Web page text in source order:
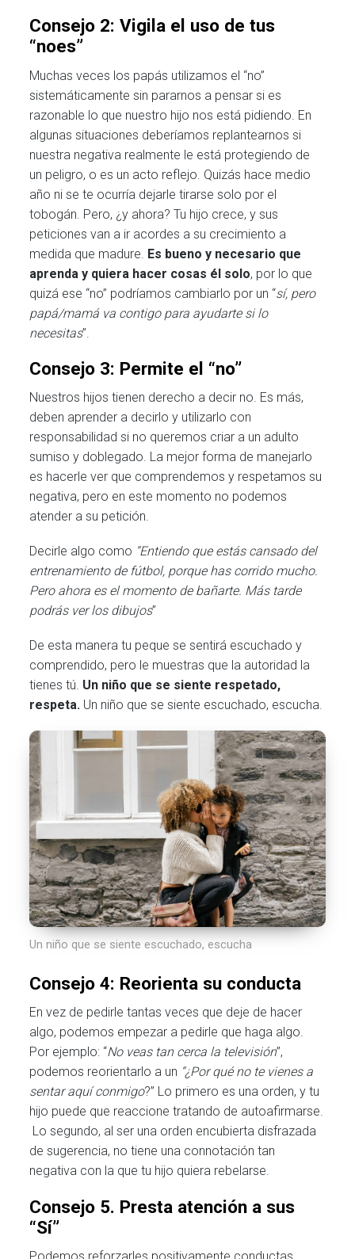
Consejo 2: Vigila el uso de tus
“noes”
Muchas veces los papás utilizamos el “no”
sistemáticamente sin pararnos a pensar si es
razonable lo que nuestro hijo nos está pidiendo. En
algunas situaciones deberíamos replantearnos si
nuestra negativa realmente le está protegiendo de
un peligro, o es un acto reflejo. Quizás hace medio
año ni se te ocurría dejarle tirarse solo por el
tobogán. Pero, ¿y ahora? Tu hijo crece, y sus
peticiones van a ir acordes a su crecimiento a
medida que madure. Es bueno y necesario que
aprenda y quiera hacer cosas él solo, por lo que
quizá ese “no” podríamos cambiarlo por un “sí, pero
papá/mamá va contigo para ayudarte si lo
necesitas”.
Consejo 3: Permite el “no”
Nuestros hijos tienen derecho a decir no. Es más,
deben aprender a decirlo y utilizarlo con
responsabilidad si no queremos criar a un adulto
sumiso y doblegado. La mejor forma de manejarlo
es hacerle ver que comprendemos y respetamos su
negativa, pero en este momento no podemos
atender a su petición.
Decirle algo como “Entiendo que estás cansado del
entrenamiento de fútbol, porque has corrido mucho.
Pero ahora es el momento de bañarte. Más tarde
podrás ver los dibujos”
De esta manera tu peque se sentirá escuchado y
comprendido, pero le muestras que la autoridad la
tienes tú. Un niño que se siente respetado,
respeta. Un niño que se siente escuchado, escucha.
Un niño que se siente escuchado, escucha
Consejo 4: Reorienta su conducta
En vez de pedirle tantas veces que deje de hacer
algo, podemos empezar a pedirle que haga algo.
Por ejemplo: “No veas tan cerca la televisión”,
podemos reorientarlo a un “¿Por qué no te vienes a
sentar aquí conmigo?” Lo primero es una orden, y tu
hijo puede que reaccione tratando de autoafirmarse.
Lo segundo, al ser una orden encubierta disfrazada
de sugerencia, no tiene una connotación tan
negativa con la que tu hijo quiera rebelarse.
Consejo 5. Presta atención a sus
“Sí”